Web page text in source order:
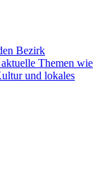
Bezirk
Themen wie
und lokales